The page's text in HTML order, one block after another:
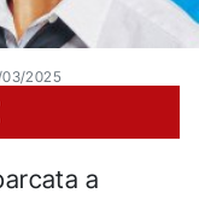
2025
a